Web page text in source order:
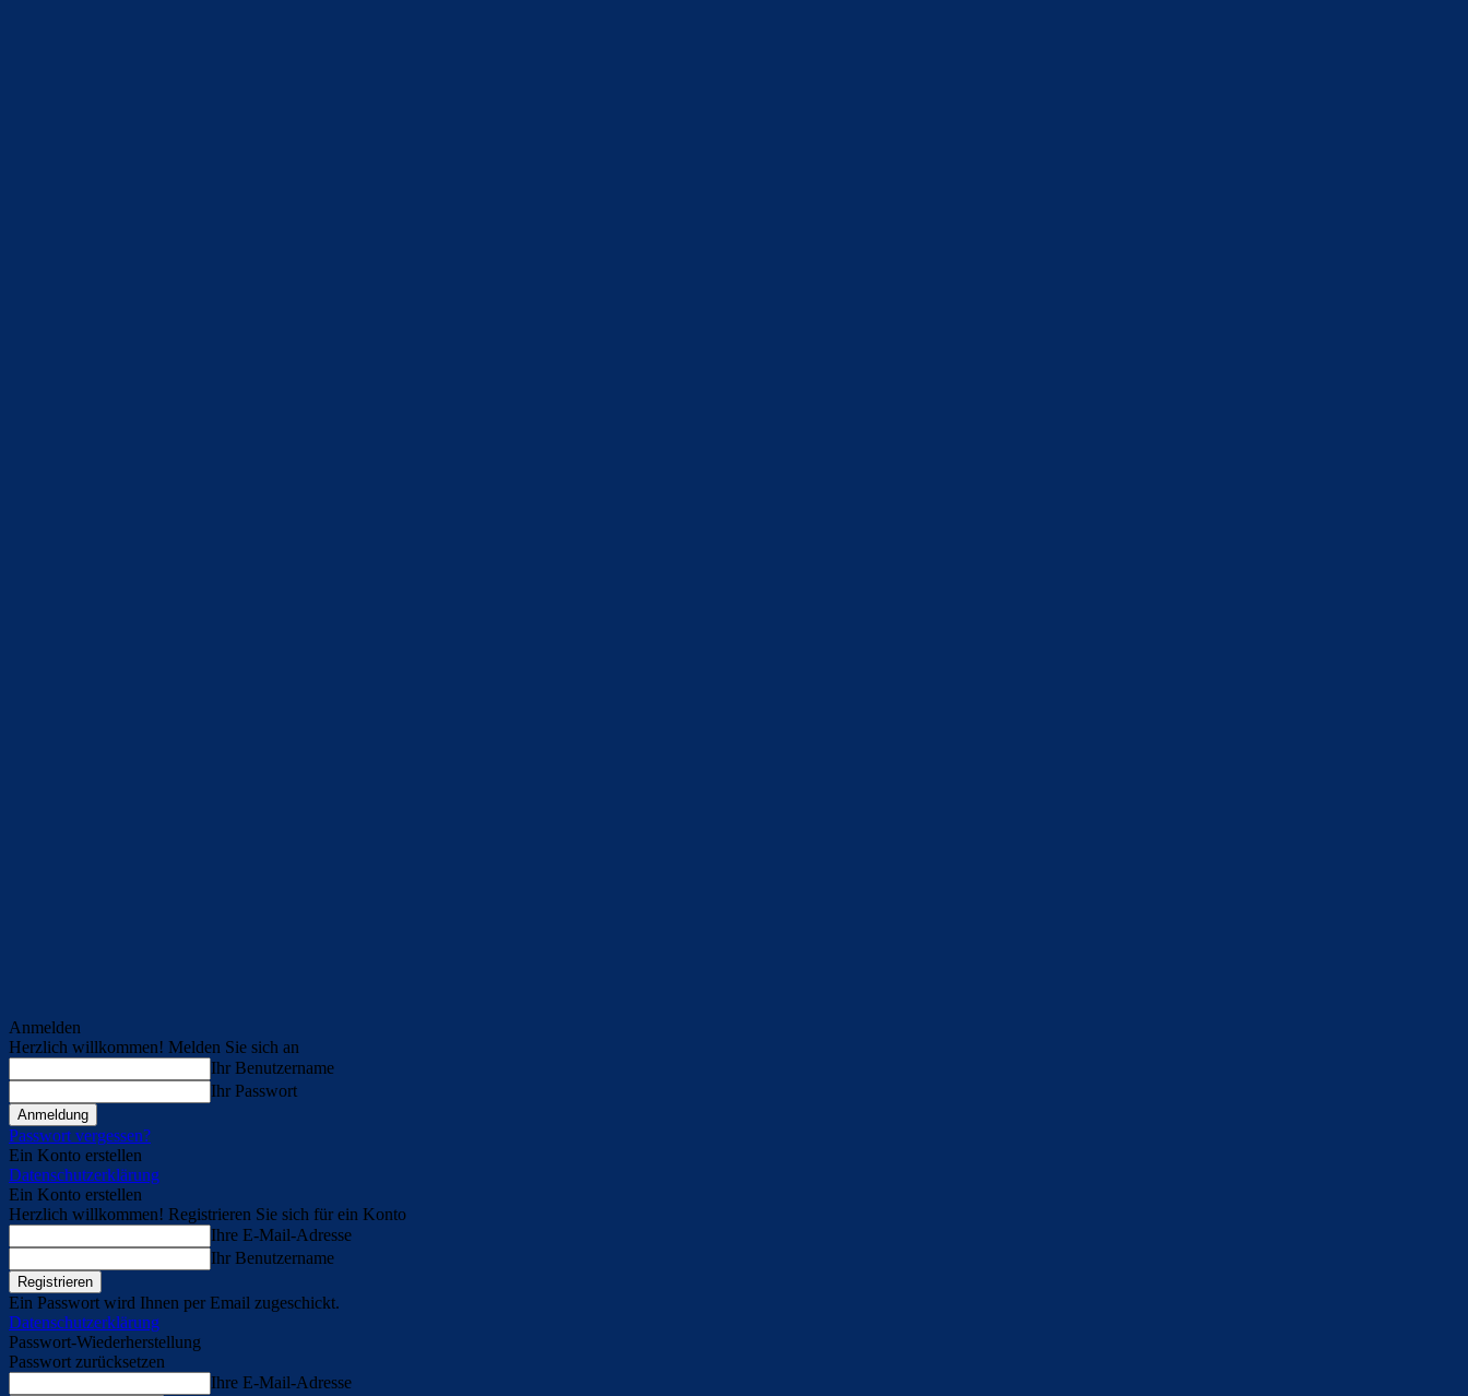
Anmelden
Herzlich willkommen! Melden Sie sich an
Ihr Benutzername
Ihr Passwort
Passwort vergessen?
Ein Konto erstellen
Datenschutzerklärung
Ein Konto erstellen
Herzlich willkommen! Registrieren Sie sich für ein Konto
Ihre E-Mail-Adresse
Ihr Benutzername
Ein Passwort wird Ihnen per Email zugeschickt.
Datenschutzerklärung
Passwort-Wiederherstellung
Passwort zurücksetzen
Ihre E-Mail-Adresse